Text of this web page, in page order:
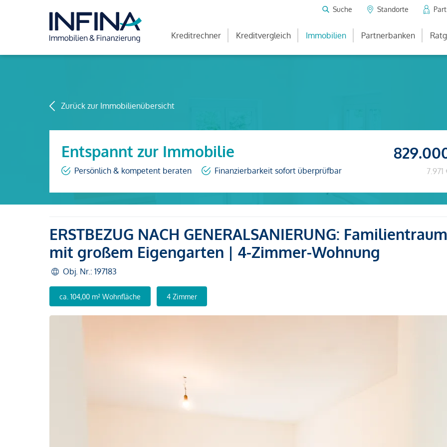
Suche Standorte
Kreditrechner Kreditvergleich Immobilien Partnerbanken
Zurück zur Immobilienübersicht
Entspannt zur Immobilie
Persönlich & kompetent beraten Finanzierbarkeit sofort überprüfbar
ERSTBEZUG NACH GENERALSANIERUNG: Familientraum
mit großem Eigengarten | 4-Zimmer-Wohnung
Obj. Nr.: 197183
ca. 104,00 m² Wohnfläche 4 Zimmer